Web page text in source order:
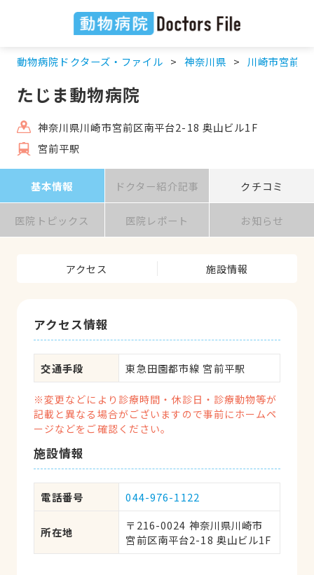
動物病院ドクターズ・ファイル 神奈川県 川崎市宮前区
たじま動物病院
神奈川県川崎市宮前区南平台2-18 奥山ビル1F
宮前平駅
基本情報 ドクター紹介記事 クチコミ
医院トピックス 医院レポート お知らせ
アクセス 施設情報
アクセス情報
交通手段 東急田園都市線 宮前平駅
※変更などにより診療時間・休診日・診療動物等が
記載と異なる場合がございますので事前にホームペ
ージなどをご確認ください。
施設情報
電話番号 044-976-1122
所在地
〒216-0024 神奈川県川崎市
宮前区南平台2-18 奥山ビル1F